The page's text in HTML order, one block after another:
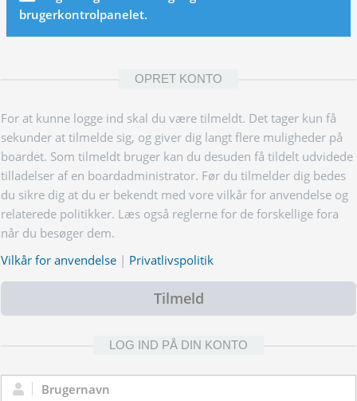
brugerkontrolpanelet.
OPRET KONTO
For at kunne logge ind skal du være tilmeldt. Det tager kun få
sekunder at tilmelde sig, og giver dig langt flere muligheder på
boardet. Som tilmeldt bruger kan du desuden få tildelt udvidede
tilladelser af en boardadministrator. Før du tilmelder dig bedes
du sikre dig at du er bekendt med vore vilkår for anvendelse og
relaterede politikker. Læs også reglerne for de forskellige fora
når du besøger dem.
Vilkår for anvendelse | Privatlivspolitik
Tilmeld
LOG IND PÅ DIN KONTO
Brugernavn: